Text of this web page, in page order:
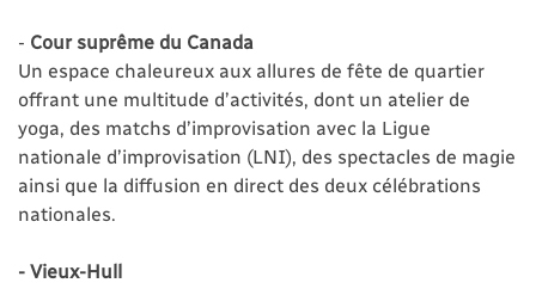
- Cour suprême du Canada
Un espace chaleureux aux allures de fête de quartier
offrant une multitude d’activités, dont un atelier de
yoga, des matchs d’improvisation avec la Ligue
nationale d’improvisation (LNI), des spectacles de magie
ainsi que la diffusion en direct des deux célébrations
nationales.
- Vieux-Hull